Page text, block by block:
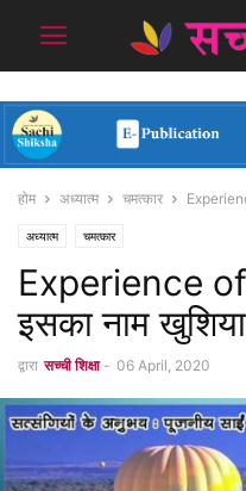
होम अध्यात्म चमत्कार
अध्यात्म चमत्कार
Experience
इसका नाम
द्वारा सच्ची शिक्षा - 06 April, 2020